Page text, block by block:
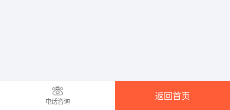
电话咨询
返回首页